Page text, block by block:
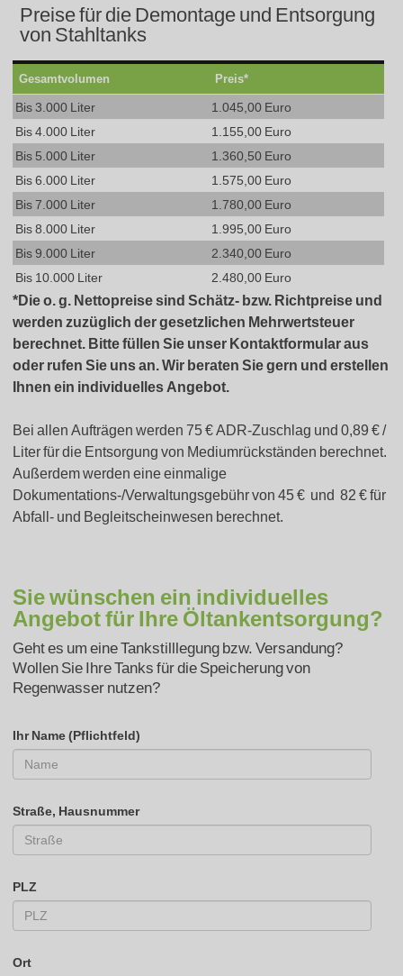
Preise für die Demontage und Entsorgung
von Stahltanks
Gesamtvolumen Preis*
Bis 3.000 Liter
1.045,00 Euro
Bis 4.000 Liter
1.155,00 Euro
Bis 5.000 Liter
1.360,50 Euro
Bis 6.000 Liter
1.575,00 Euro
Bis 7.000 Liter
1.780,00 Euro
Bis 8.000 Liter
1.995,00 Euro
Bis 9.000 Liter
2.340,00 Euro
Bis 10.000 Liter
2.480,00 Euro
*Die o. g. Nettopreise sind Schätz- bzw. Richtpreise und
werden zuzüglich der gesetzlichen Mehrwertsteuer
berechnet. Bitte füllen Sie unser Kontaktformular aus
oder rufen Sie uns an. Wir beraten Sie gern und erstellen
Ihnen ein individuelles Angebot.
Bei allen Aufträgen werden 75 € ADR-Zuschlag und 0,89 € /
Liter für die Entsorgung von Mediumrückständen berechnet.
Außerdem werden eine einmalige
Dokumentations-/Verwaltungsgebühr von 45 € und 82 € für
Abfall- und Begleitscheinwesen berechnet.
Sie wünschen ein individuelles
Angebot für Ihre Öltankentsorgung?
Geht es um eine Tankstilllegung bzw. Versandung?
Wollen Sie Ihre Tanks für die Speicherung von
Regenwasser nutzen?
Ihr Name (Pflichtfeld)
Straße, Hausnummer
PLZ
Ort